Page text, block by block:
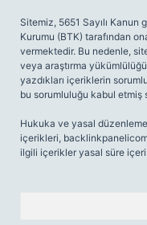
Sitemiz, 5651 Sayılı
Kurumu (BTK) tarafından
vermektedir. Bu nedenle,
veya araştırma
yazdıkları içeriklerin
bu sorumluluğu kabul etmiş
Hukuka ve yasal
içerikleri,
ilgili içerikler yasal süre